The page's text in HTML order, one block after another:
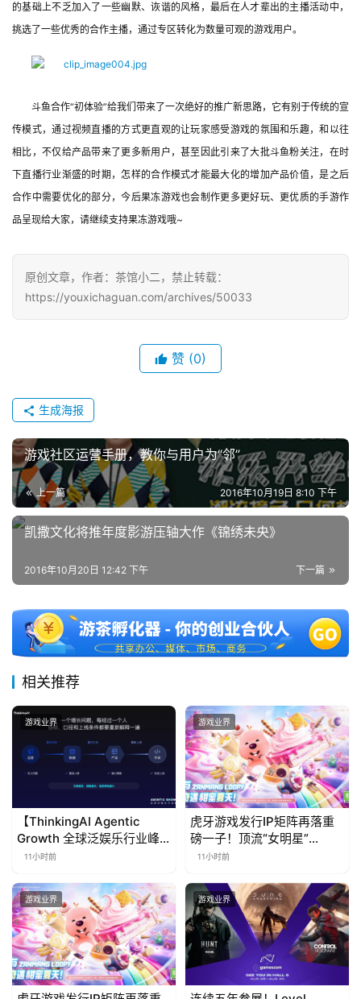
戏
2
0
2
5
十
三
届
7
月
3
0
日
游
对
接
会
上
海
站
中
文
中
国
)
的基础上不乏加入了一些幽默、诙谐的风格，最后在人才辈出的主播活动中，
挑选了一些优秀的合作主播，通过专区转化为数量可观的游戏用户。
斗鱼合作“初体验”给我们带来了一次绝好的推广新思路，它有别于传统的宣
传模式，通过视频直播的方式更直观的让玩家感受游戏的氛围和乐趣，和以往
相比，不仅给产品带来了更多新用户，甚至因此引来了大批斗鱼粉关注，在时
下直播行业渐盛的时期，怎样的合作模式才能最大化的增加产品价值，是之后
合作中需要优化的部分，今后果冻游戏也会制作更多更好玩、更优质的手游作
品呈现给大家，请继续支持果冻游戏哦~
原创文章，作者：茶馆小二，禁止转载：
https://youxichaguan.com/archives/50033
赞 (0)
生成海报
游戏社区运营手册，教你与用户为“邻”
上一篇 2016年10月19日 8:10 下午
凯撒文化将推年度影游压轴大作《锦绣未央》
下一篇
2016年10月20日 12:42 下午
相关推荐
游戏业界
【ThinkingAI Agentic
Growth 全球泛娱乐行业峰
会】Agent 时代，人到底负
11小时前
游戏业界
虎牙游戏发行IP矩阵再落重
磅一子！顶流“女明星”
ZANMANG LOOPY 正版3D
曝光
11小时前
游戏业界 游戏业界